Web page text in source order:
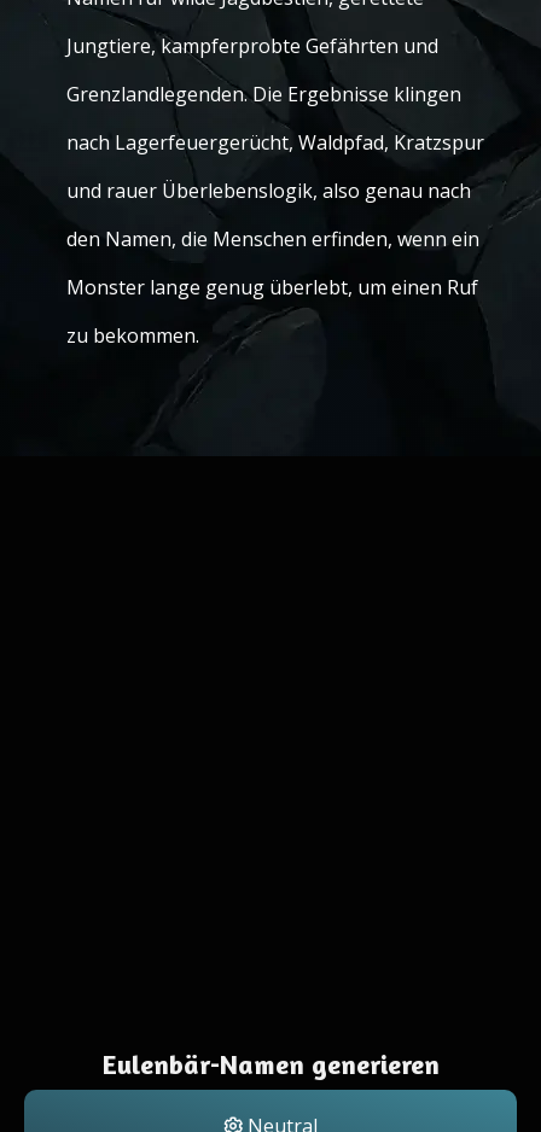
Jungtiere, kampferprobte Gefährten und
Grenzlandlegenden. Die Ergebnisse klingen
nach Lagerfeuergerücht, Waldpfad, Kratzspur
und rauer Überlebenslogik, also genau nach
den Namen, die Menschen erfinden, wenn ein
Monster lange genug überlebt, um einen Ruf
zu bekommen.
Eulenbär-Namen generieren
Neutral